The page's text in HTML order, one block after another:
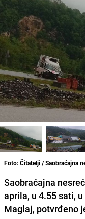
Foto: Čitatelji / Saobraćajna
Saobraćajna
aprila, u 4.55 sati,
Maglaj, potvrđeno